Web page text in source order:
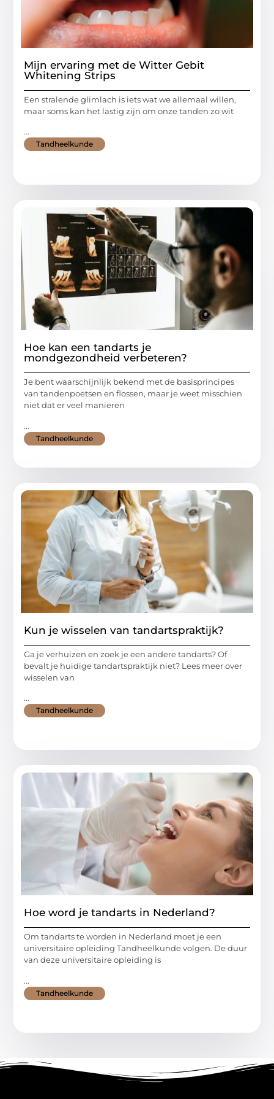
Mijn ervaring met de Witter Gebit
Whitening Strips
Een stralende glimlach is iets wat we allemaal willen,
maar soms kan het lastig zijn om onze tanden zo wit
...
Tandheelkunde
Hoe kan een tandarts je
mondgezondheid verbeteren?
Je bent waarschijnlijk bekend met de basisprincipes
van tandenpoetsen en flossen, maar je weet misschien
niet dat er veel manieren
...
Tandheelkunde
Kun je wisselen van tandartspraktijk?
Ga je verhuizen en zoek je een andere tandarts? Of
bevalt je huidige tandartspraktijk niet? Lees meer over
wisselen van
...
Tandheelkunde
Hoe word je tandarts in Nederland?
Om tandarts te worden in Nederland moet je een
universitaire opleiding Tandheelkunde volgen. De duur
van deze universitaire opleiding is
...
Tandheelkunde